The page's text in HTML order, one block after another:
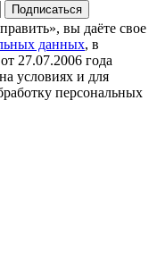
Подписаться
вы даёте свое
данных, в
27.07.2006 года
условиях и для
персональных